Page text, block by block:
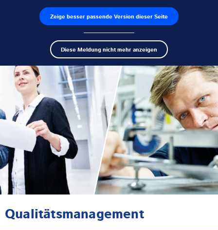
Zeige besser passende Version dieser Seite
Diese Meldung nicht mehr anzeigen
Produktfinder Jobs
Search
term
Wägeelektroniken
Industriewaagen
Inspektionslösungen
Individuelle Lösungen
Service
Industrielösungen
Qualitätsmanagement